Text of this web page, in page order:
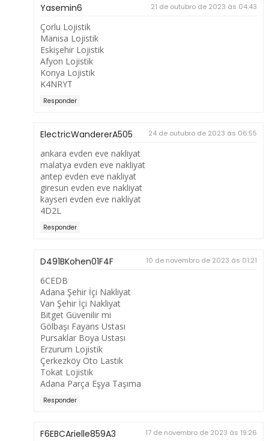
Yasemin6 21 de outubro de 2023 às 04:43
Çorlu Lojistik
Manisa Lojistik
Eskişehir Lojistik
Afyon Lojistik
Konya Lojistik
K4NRYT
Responder
ElectricWandererA505 24 de outubro de 2023 às 06:55
ankara evden eve nakliyat
malatya evden eve nakliyat
antep evden eve nakliyat
giresun evden eve nakliyat
kayseri evden eve nakliyat
4D2L
Responder
D491BKohen01F4F 10 de novembro de 2023 às 01:21
6CEDB
Adana Şehir İçi Nakliyat
Van Şehir İçi Nakliyat
Bitget Güvenilir mi
Gölbaşı Fayans Ustası
Pursaklar Boya Ustası
Erzurum Lojistik
Çerkezköy Oto Lastik
Tokat Lojistik
Adana Parça Eşya Taşıma
Responder
F6EBCArielle859A3 17 de novembro de 2023 às 19:26